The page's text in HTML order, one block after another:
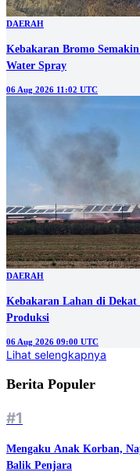
DAERAH
Kebakaran Bromo
Water Spray
06 Aug 2026 11:02 UTC
DAERAH
Kebakaran Lahan di Dekat
Produksi
06 Aug 2026 09:00 UTC
Lihat selengkapnya
Berita Populer
#1
Mengaku Anak Korban,
Balik Penjara